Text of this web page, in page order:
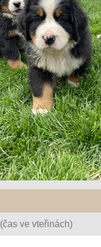
(čas ve vteřinách)